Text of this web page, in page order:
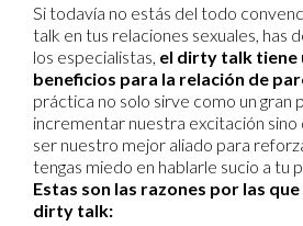
Si todavía no estás del todo
talk en tus relaciones sexuales, has
los especialistas, el dirty talk tiene
beneficios para la relación de
práctica no solo sirve como un gran
incrementar nuestra excitación sino
ser nuestro mejor aliado para
tengas miedo en hablarle sucio a tu
Estas son las razones por las
dirty talk: